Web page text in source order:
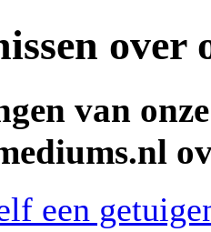
over
van
een